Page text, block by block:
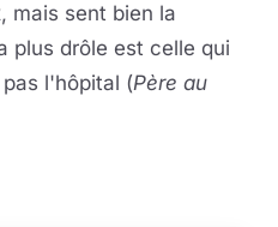
mais sent bien la
plus drôle est celle qui
l'hôpital (Père au